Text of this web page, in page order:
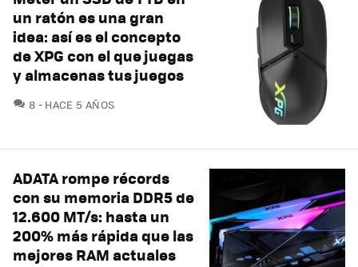
un ratón es una gran
idea: así es el concepto
de XPG con el que juegas
y almacenas tus juegos
8 COMENTARIOS
HACE 5 AÑOS
ADATA rompe récords
con su memoria DDR5 de
12.600 MT/s: hasta un
200% más rápida que las
mejores RAM actuales